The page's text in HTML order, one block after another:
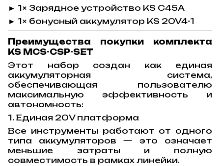
► 1× Зарядное устройство KS C45A
► 1× бонусный аккумулятор KS 20V4-1
Преимущества покупки комплекта
KS MCS-CSP-SET
Этот набор создан как единая
аккумуляторная система,
обеспечивающая пользователю
максимальную эффективность и
автономность:
1. Единая 20V платформа
Все инструменты работают от одного
типа аккумуляторов — это означает
меньшие затраты и полную
совместимость в рамках линейки.